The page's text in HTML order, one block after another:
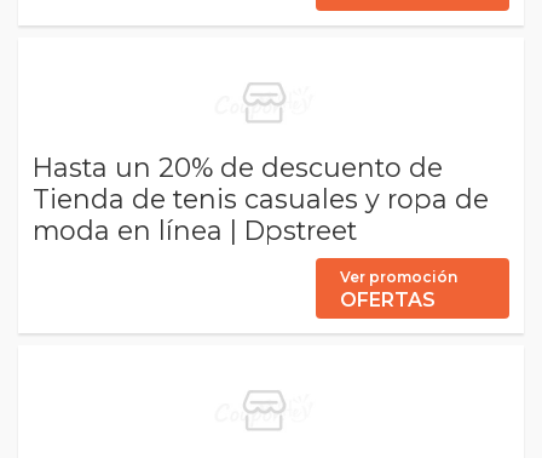
Hasta un 20% de descuento de
Tienda de tenis casuales y ropa de
moda en línea | Dpstreet
Ver promoción
OFERTAS